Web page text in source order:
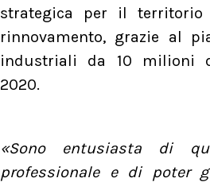
strategica per il
rinnovamento, grazie al
industriali da 10 milioni
2020.
«Sono entusiasta di
professionale e di poter